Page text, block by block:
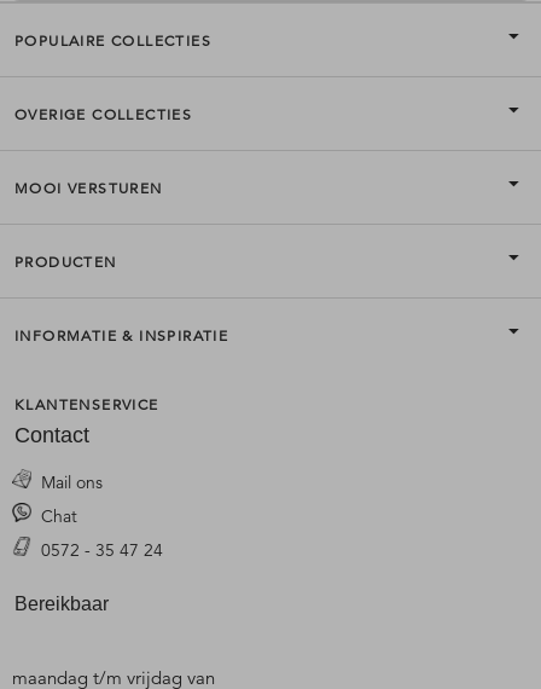
POPULAIRE COLLECTIES
OVERIGE COLLECTIES
MOOI VERSTUREN
PRODUCTEN
INFORMATIE & INSPIRATIE
KLANTENSERVICE
Contact
Mail ons
Chat
0572 - 35 47 24
Bereikbaar
maandag t/m vrijdag van